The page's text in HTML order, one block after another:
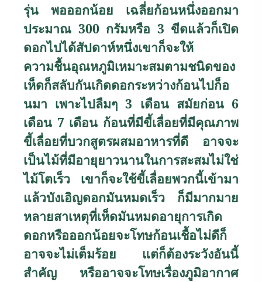
รุ่น พอออกน้อย เฉลี่ยก้อนหนึ่งออกมา
ประมาณ 300 กรัมหรือ 3 ขีดแล้วก็เปิด
ดอกไปได้สัปดาห์หนึ่งเขาก็จะให้
ความชื้นอุณหภูมิเหมาะสมตามชนิดของ
เห็ดก็สลับกันเกิดดอกระหว่างก้อนไปก็อ
นมา เพาะไปลืมๆ 3 เดือน สมัยก่อน 6
เดือน 7 เดือน ก้อนที่มีขี้เลื่อยที่มีคุณภาพ
ขี้เลื่อยที่บวกสูตรผสมอาหารที่ดี อาจจะ
เป็นไม้ที่มีอายุยาวนานในการสะสมไม่ใช่
ไม้โตเร็ว เขาก็จะใช้ขี้เลื่อยพวกนี้เข้ามา
แล้วบังเอิญดอกมันหมดเร็ว ก็มีมากมาย
หลายสาเหตุที่เห็ดมันหมดอายุการเกิด
ดอกหรือออกน้อยจะโทษก้อนเชื้อไม่ดีก็
อาจจะไม่เต็มร้อย แต่ก็ต้องระวังอันนี้
สำคัญ หรืออาจจะโทษเรื่องภูมิอากาศ